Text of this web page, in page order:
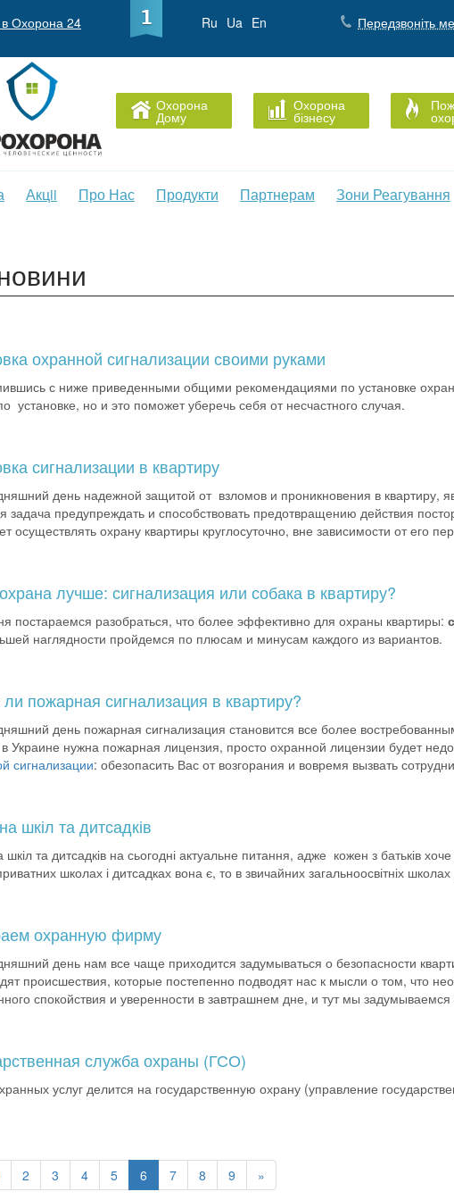
в Охорона 24 Ru Ua En Передзвоніть
Охорона
Дому
Охорона
бізнесу
Акцii Про Нас Продукти Партнерам Зони Реагування
охранной сигнализации своими руками
с ниже приведенными общими рекомендациями по установке
установке, но и это поможет уберечь себя от несчастного случая.
сигнализации в квартиру
день надежной защитой от взломов и проникновения в квартиру,
задача предупреждать и способствовать предотвращению действия
осуществлять охрану квартиры круглосуточно, вне зависимости от его
лучше: сигнализация или собака в квартиру?
постараемся разобраться, что более эффективно для охраны квартиры:
наглядности пройдемся по плюсам и минусам каждого из вариантов.
пожарная сигнализация в квартиру?
день пожарная сигнализация становится все более
в Украине нужна пожарная лицензия, просто охранной лицензии будет
сигнализации: обезопасить Вас от возгорания и вовремя вызвать
шкіл та дитсадків
та дитсадків на сьогодні актуальне питання, адже кожен з батьків
школах і дитсадках вона є, то в звичайних загальноосвітніх
охранную фирму
день нам все чаще приходится задумываться о безопасности
происшествия, которые постепенно подводят нас к мысли о том, что
спокойствия и уверенности в завтрашнем дне, и тут мы
служба охраны (ГСО)
услуг делится на государственную охрану (управление
2 3 4 5 6 7 8 9 »